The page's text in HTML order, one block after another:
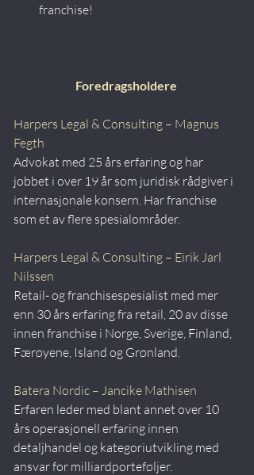
franchise!
Foredragsholdere
Harpers Legal & Consulting – Magnus
Fegth
Advokat med 25 års erfaring og har
jobbet i over 19 år som juridisk rådgiver i
internasjonale konsern. Har franchise
som et av flere spesialområder.
​Harpers Legal & Consulting – Eirik Jarl
Nilssen
Retail- og franchisespesialist med mer
enn 30 års erfaring fra retail, 20 av disse
innen franchise i Norge, Sverige, Finland,
Færøyene, Island og Grønland.
Batera Nordic – Jancike Mathisen
Erfaren leder med blant annet over 10
års operasjonell erfaring innen
detaljhandel og kategoriutvikling med
ansvar for milliardporteføljer.